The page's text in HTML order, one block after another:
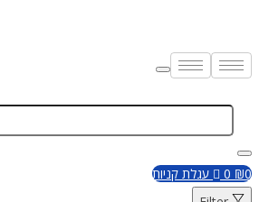
Keyword
for:
Search
Close
₪0
0
עגלת קניות